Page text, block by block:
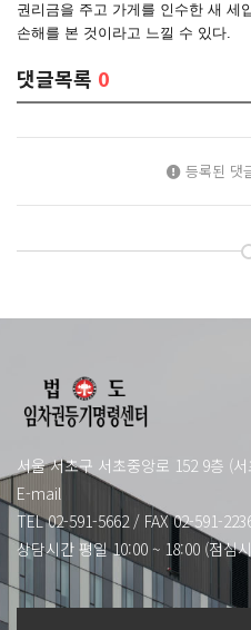
권리금을 주고 가게를 인수한 새 세
손해를 본 것이라고 느낄 수 있다.
댓글목록 0
등록된 댓
서울 서초구 서초중앙로 152 9층 (
E-mail
TEL 02-591-5662 / FAX 02-591-
상담시간 평일 10:00 ~ 18:00 (점심